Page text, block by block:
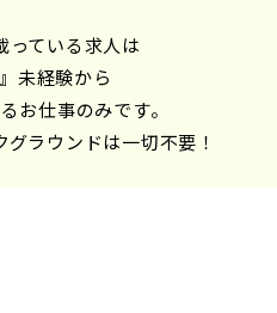
っている求人は
未経験から
お仕事のみです。
ラウンドは一切不要！